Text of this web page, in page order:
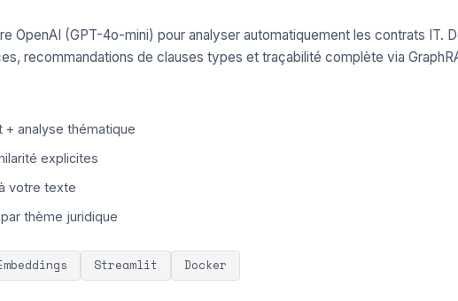
OpenAI (GPT-4o-mini) pour analyser automatiquement les contrats IT.
recommandations de clauses types et traçabilité complète via
analyse thématique
explicites
votre texte
thème juridique
Streamlit Docker